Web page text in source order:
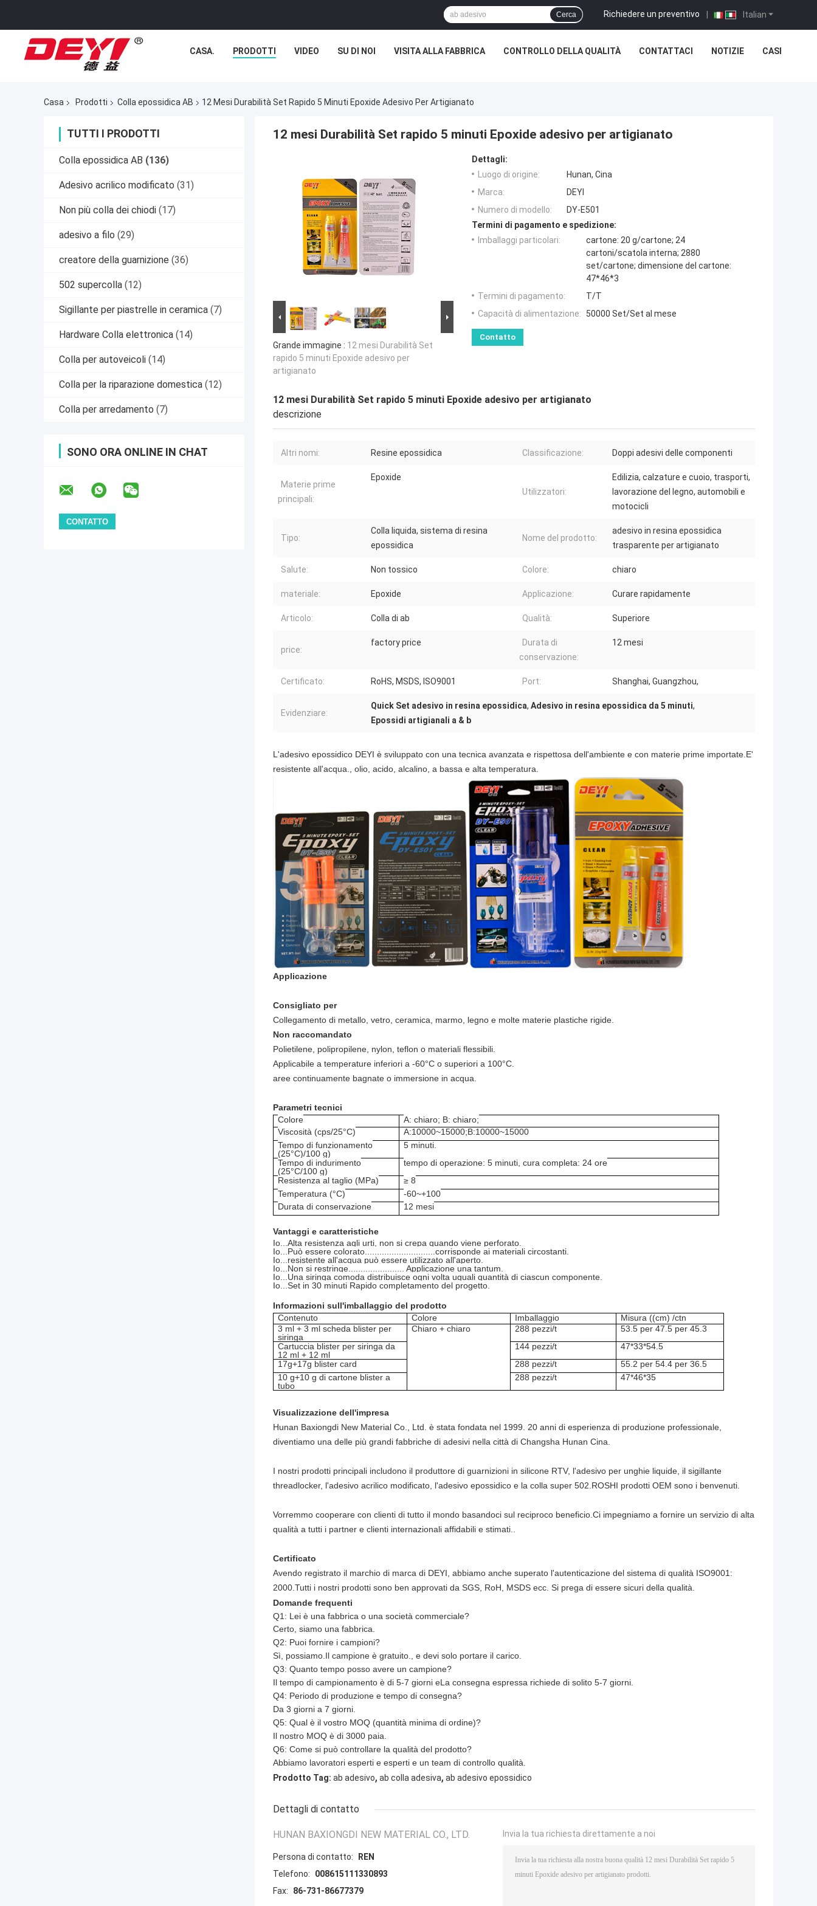
Italian
Richiedere un preventivo |
Cerca
CASA. PRODOTTI VIDEO SU DI NOI VISITA ALLA FABBRICA CONTROLLO DELLA QUALITÀ CONTATTACI NOTIZIE CASI
Casa Prodotti Colla epossidica AB 12 Mesi Durabilità Set Rapido 5 Minuti Epoxide Adesivo Per Artigianato
TUTTI I PRODOTTI
Colla epossidica AB (136)
Adesivo acrilico modificato (31)
Non più colla dei chiodi (17)
adesivo a filo (29)
creatore della guarnizione (36)
502 supercolla (12)
Sigillante per piastrelle in ceramica (7)
Hardware Colla elettronica (14)
Colla per autoveicoli (14)
Colla per la riparazione domestica (12)
Colla per arredamento (7)
SONO ORA ONLINE IN CHAT
12 mesi Durabilità Set rapido 5 minuti Epoxide adesivo per artigianato
Grande immagine : 12 mesi Durabilità Set
rapido 5 minuti Epoxide adesivo per
artigianato
Dettagli:
Luogo di origine:
Hunan, Cina
Marca:
DEYI
Numero di modello:
DY-E501
Termini di pagamento e spedizione:
Imballaggi particolari:
cartone: 20 g/cartone; 24
cartoni/scatola interna; 2880
set/cartone; dimensione del cartone:
47*46*3
Termini di pagamento:
T/T
Capacità di alimentazione:
50000 Set/Set al mese
Contatto
12 mesi Durabilità Set rapido 5 minuti Epoxide adesivo per artigianato
descrizione
Altri nomi: Resine epossidica Classificazione: Doppi adesivi delle componenti
Materie prime
principali:
Epoxide
Utilizzatori:
Edilizia, calzature e cuoio, trasporti,
lavorazione del legno, automobili e
motocicli
Tipo:
Colla liquida, sistema di resina
epossidica
Nome del prodotto:
adesivo in resina epossidica
trasparente per artigianato
Salute: Non tossico Colore: chiaro
materiale: Epoxide Applicazione: Curare rapidamente
Articolo: Colla di ab Qualità: Superiore
price:
factory price
Durata di
conservazione:
12 mesi
Certificato: RoHS, MSDS, ISO9001 Port: Shanghai, Guangzhou,
Evidenziare:
Quick Set adesivo in resina epossidica, Adesivo in resina epossidica da 5 minuti,
Epossidi artigianali a & b
L'adesivo epossidico DEYI è sviluppato con una tecnica avanzata e rispettosa dell'ambiente e con materie prime importate.E'
resistente all'acqua., olio, acido, alcalino, a bassa e alta temperatura.
Applicazione
Consigliato per
Collegamento di metallo, vetro, ceramica, marmo, legno e molte materie plastiche rigide.
Non raccomandato
Polietilene, polipropilene, nylon, teflon o materiali flessibili.
Applicabile a temperature inferiori a -60°C o superiori a 100°C.
aree continuamente bagnate o immersione in acqua.
Parametri tecnici
Colore
A: chiaro; B: chiaro;
Viscosità (cps/25°C)
A:10000~15000;B:10000~15000
Tempo di funzionamento
(25°C)/100 g)
5 minuti.
Tempo di indurimento
(25°C/100 g)
tempo di operazione: 5 minuti, cura completa: 24 ore
Resistenza al taglio (MPa)
≥ 8
Temperatura (°C)
-60~+100
Durata di conservazione
12 mesi
Vantaggi e caratteristiche
Io...Alta resistenza agli urti, non si crepa quando viene perforato.
Io...Può essere colorato.............................corrisponde ai materiali circostanti.
Io...resistente all'acqua può essere utilizzato all'aperto.
Io...Non si restringe....................... Applicazione una tantum.
Io...Una siringa comoda distribuisce ogni volta uguali quantità di ciascun componente.
Io...Set in 30 minuti Rapido completamento del progetto.
Informazioni sull'imballaggio del prodotto
Contenuto
Colore Imballaggio
Misura ((cm) /ctn
3 ml + 3 ml scheda blister per
siringa
Chiaro + chiaro 288 pezzi/t
53.5 per 47.5 per 45.3
Cartuccia blister per siringa da
12 ml + 12 ml
144 pezzi/t
47*33*54.5
17g+17g blister card
288 pezzi/t
55.2 per 54.4 per 36.5
10 g+10 g di cartone blister a
tubo
288 pezzi/t 47*46*35
Visualizzazione dell'impresa
Hunan Baxiongdi New Material Co., Ltd. è stata fondata nel 1999. 20 anni di esperienza di produzione professionale,
diventiamo una delle più grandi fabbriche di adesivi nella città di Changsha Hunan Cina.
I nostri prodotti principali includono il produttore di guarnizioni in silicone RTV, l'adesivo per unghie liquide, il sigillante
threadlocker, l'adesivo acrilico modificato, l'adesivo epossidico e la colla super 502.ROSHI prodotti OEM sono i benvenuti.
Vorremmo cooperare con clienti di tutto il mondo basandoci sul reciproco beneficio.Ci impegniamo a fornire un servizio di alta
qualità a tutti i partner e clienti internazionali affidabili e stimati..
Certificato
Avendo registrato il marchio di marca di DEYI, abbiamo anche superato l'autenticazione del sistema di qualità ISO9001:
2000.Tutti i nostri prodotti sono ben approvati da SGS, RoH, MSDS ecc. Si prega di essere sicuri della qualità.
Domande frequenti
Q1: Lei è una fabbrica o una società commerciale?
Certo, siamo una fabbrica.
Q2: Puoi fornire i campioni?
Sì, possiamo.Il campione è gratuito., e devi solo portare il carico.
Q3: Quanto tempo posso avere un campione?
Il tempo di campionamento è di 5-7 giorni eLa consegna espressa richiede di solito 5-7 giorni.
Q4: Periodo di produzione e tempo di consegna?
Da 3 giorni a 7 giorni.
Q5: Qual è il vostro MOQ (quantità minima di ordine)?
Il nostro MOQ è di 3000 paia.
Q6: Come si può controllare la qualità del prodotto?
Abbiamo lavoratori esperti e esperti e un team di controllo qualità.
Prodotto Tag: ab adesivo, ab colla adesiva, ab adesivo epossidico
Dettagli di contatto
HUNAN BAXIONGDI NEW MATERIAL CO., LTD.
Persona di contatto:
REN
Telefono:
008615111330893
Fax:
86-731-86677379
Invia la tua richiesta direttamente a noi